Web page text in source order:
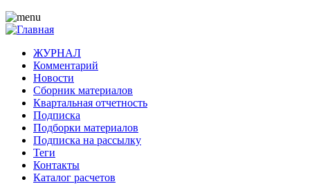
ЖУРНАЛ
Комментарий
Новости
Сборник материалов
Квартальная отчетность
Подписка
Подборки материалов
Подписка на рассылку
Теги
Контакты
Каталог расчетов